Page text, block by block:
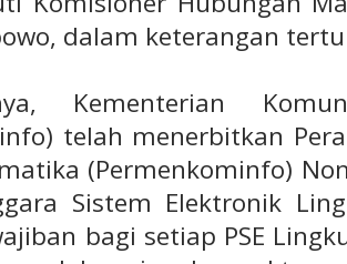
dalam keterangan
Kementerian
telah menerbitkan
(Permenkominfo)
Sistem Elektronik
bagi setiap PSE